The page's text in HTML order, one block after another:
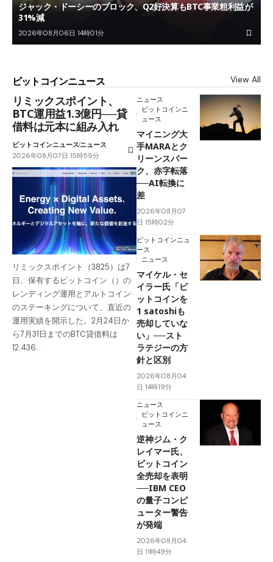
ジャック・ドーシーのブロック、Q2好決算もBTC事業粗利益が
31%減
2026年08月06日 14時01分
ビットコインニュース View All
リミックスポイント、
BTC運用益1.3億円──貸
借料は元本に組み入れ
ビットコインニュースニュース
2026年08月07日 15時59分
リミックスポイント（3825）は7
日、保有するビットコイン（）の
レンディング運用とアルトコイン
のステーキングについて、直近の
運用実績を開示した。2月24日か
ら7月31日までのBTC貸借料は
12.436…
ニュース
ビットコインニ
ュース
マイニング大
手MARAとク
リーンスパー
ク、赤字転落
──AI転換に
差
2026年08月07
日 15時02分
ビットコインニュ
ース
ニュース
マイケル・セ
イラー氏「ビ
ットコインを
1 satoshiも
売却していな
い」──スト
ラテジーの方
針と区別
2026年08月04
日 14時19分
ニュース
ビットコインニ
ュース
逆神ジム・ク
レイマー氏、
ビットコイン
全売却を表明
──IBM CEO
の量子コンピ
ューター警告
が発端
2026年08月04
日 11時49分